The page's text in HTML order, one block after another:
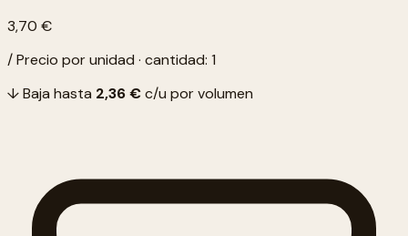
3,70 €
/ Precio por unidad · cantidad: 1
↓ Baja hasta 2,36 €c/u por volumen